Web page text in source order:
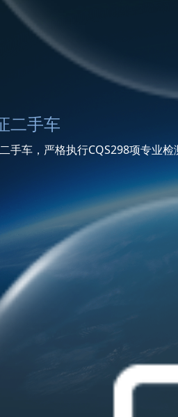
二手车
手车，严格执行CQS298项专业